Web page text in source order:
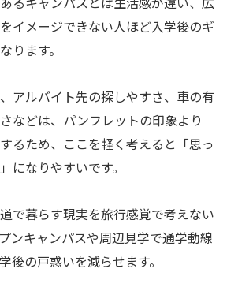
イメージできない人ほど入学後のギ
ります。
アルバイト先の探しやすさ、車の有
などは、パンフレットの印象より
るため、ここを軽く考えると「思っ
になりやすいです。
で暮らす現実を旅行感覚で考えない
ンキャンパスや周辺見学で通学動線
後の戸惑いを減らせます。